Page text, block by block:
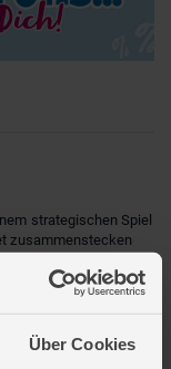
Über Cookies
strategischen Spiel
zusammenstecken
können
Spielspaß sorgt die
oder für Battles